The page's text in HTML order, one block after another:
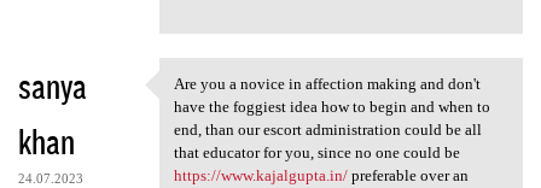
sanya
khan
24.07.2023
Are you a novice in affection
Are you a novice in affection making and don't
have the foggiest idea how to begin and when to
end, than our escort administration could be all
that educator for you, since no one could be
https://www.kajalgupta.in/preferable over an